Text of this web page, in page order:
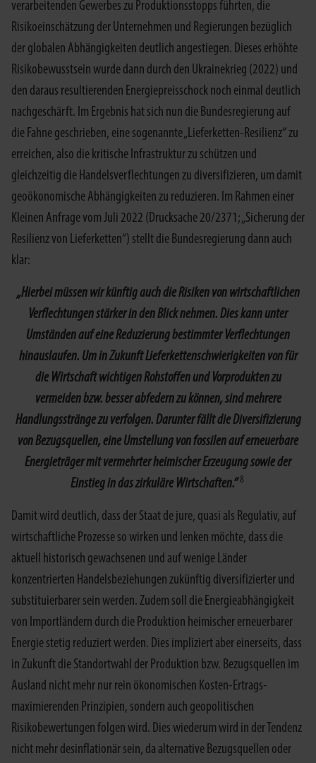
verarbeitenden Gewerbes zu Produktionsstopps führten, die
Risikoeinschätzung der Unternehmen und Regierungen bezüglich
der globalen Abhängigkeiten deutlich angestiegen. Dieses erhöhte
Risikobewusstsein wurde dann durch den Ukrainekrieg (2022) und
den daraus resultierenden Energiepreisschock noch einmal deutlich
nachgeschärft. Im Ergebnis hat sich nun die Bundesregierung auf
die Fahne geschrieben, eine sogenannte „Lieferketten-Resilienz“ zu
erreichen, also die kritische Infrastruktur zu schützen und
gleichzeitig die Handelsverflechtungen zu diversifizieren, um damit
geoökonomische Abhängigkeiten zu reduzieren. Im Rahmen einer
Kleinen Anfrage vom Juli 2022 (Drucksache 20/2371; „Sicherung der
Resilienz von Lieferketten“) stellt die Bundesregierung dann auch
klar:
„Hierbei müssen wir künftig auch die Risiken von wirtschaftlichen
Verflechtungen stärker in den Blick nehmen. Dies kann unter
Umständen auf eine Reduzierung bestimmter Verflechtungen
hinauslaufen. Um in Zukunft Lieferkettenschwierigkeiten von für
die Wirtschaft wichtigen Rohstoffen und Vorprodukten zu
vermeiden bzw. besser abfedern zu können, sind mehrere
Handlungsstränge zu verfolgen. Darunter fällt die Diversifizierung
von Bezugsquellen, eine Umstellung von fossilen auf erneuerbare
Energieträger mit vermehrter heimischer Erzeugung sowie der
Einstieg in das zirkuläre Wirtschaften.“8
Damit wird deutlich, dass der Staat de jure, quasi als Regulativ, auf
wirtschaftliche Prozesse so wirken und lenken möchte, dass die
aktuell historisch gewachsenen und auf wenige Länder
konzentrierten Handelsbeziehungen zukünftig diversifizierter und
substituierbarer sein werden. Zudem soll die Energieabhängigkeit
von Importländern durch die Produktion heimischer erneuerbarer
Energie stetig reduziert werden. Dies impliziert aber einerseits, dass
in Zukunft die Standortwahl der Produktion bzw. Bezugsquellen im
Ausland nicht mehr nur rein ökonomischen Kosten-Ertrags-
maximierenden Prinzipien, sondern auch geopolitischen
Risikobewertungen folgen wird. Dies wiederum wird in der Tendenz
nicht mehr desinflationär sein, da alternative Bezugsquellen oder